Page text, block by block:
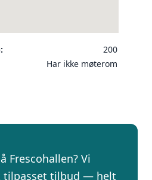
200
Har ikke møterom
Frescohallen? Vi
tilpasset tilbud — helt